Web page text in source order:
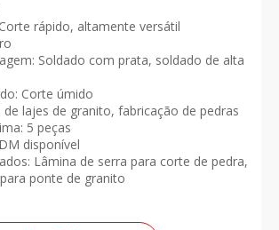
rápido, altamente versátil
Soldado com prata, soldado de alta
Corte úmido
de lajes de granito, fabricação de pedras
5 peças
disponível
Lâmina de serra para corte de pedra,
ponte de granito